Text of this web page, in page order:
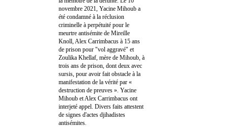
novembre 2021, Yacine Mihoub a
été condamné à la réclusion
criminelle à perpétuité pour le
meurtre antisémite de Mireille
Knoll, Alex Carrimbacus à 15 ans
de prison pour "vol aggravé" et
Zoulika Khellaf, mère de Mihoub, à
trois ans de prison, dont deux avec
sursis, pour avoir fait obstacle à la
manifestation de la vérité par «
destruction de preuves ». Yacine
Mihoub et Alex Carrimbacus ont
interjeté appel. Divers faits attestent
de signes d'actes djihadistes
antisémites.